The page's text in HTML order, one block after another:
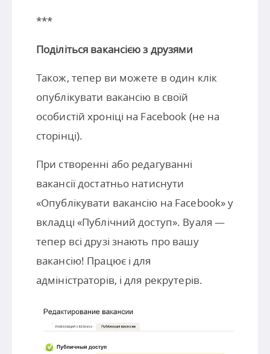
***
Поділіться вакансією з друзями
Також, тепер ви можете в один клік
опублікувати вакансію в своїй
особистій хроніці на Facebook (не на
сторінці).
При створенні або редагуванні
вакансії достатньо натиснути
«Опублікувати вакансію на Facebook» у
вкладці «Публічний доступ». Вуаля —
тепер всі друзі знають про вашу
вакансію! Працює і для
адміністраторів, і для рекрутерів.